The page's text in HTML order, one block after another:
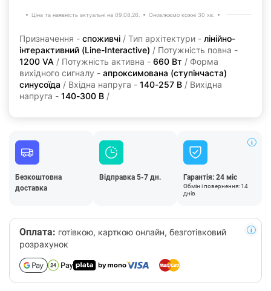
Ціна та наявність актуальні на 09.08.26. Оновлюємо кожні 30 хв.
Призначення - споживчі / Тип архітектури - лінійно-
інтерактивний (Line-Interactive) / Потужність повна -
1200 VA / Потужність активна - 660 Вт / Форма
вихідного сигналу - апроксимована (ступінчаста)
синусоїда / Вхідна напруга - 140-257 В / Вихідна
напруга - 140-300 В /
Безкоштовна
доставка
Відправка 5-7 дн. Гарантія: 24 міс
Обмін і повернення: 14
днів
Оплата: готівкою, карткою онлайн, безготівковий
розрахунок